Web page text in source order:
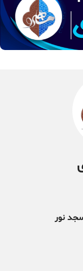
نور